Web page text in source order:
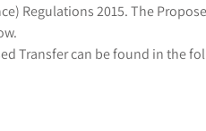
Regulations 2015. The
Transfer can be found in the